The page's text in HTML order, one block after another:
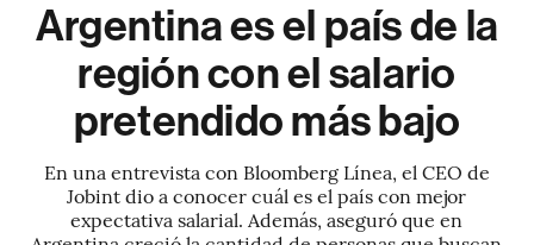
Argentina es el país de la
región con el salario
pretendido más bajo
En una entrevista con Bloomberg Línea, el CEO de
Jobint dio a conocer cuál es el país con mejor
expectativa salarial. Además, aseguró que en